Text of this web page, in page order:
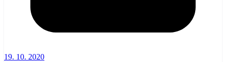
19. 10. 2020